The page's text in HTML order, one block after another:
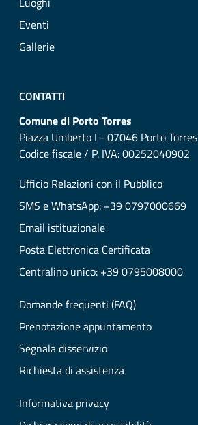
Eventi
Gallerie
CONTATTI
Comune di Porto Torres
Piazza Umberto I - 07046 Porto Torres
Codice fiscale / P. IVA: 00252040902
Ufficio Relazioni con il Pubblico
SMS e WhatsApp: +39 0797000669
Email istituzionale
Posta Elettronica Certificata
Centralino unico: +39 0795008000
Domande frequenti (FAQ)
Prenotazione appuntamento
Segnala disservizio
Richiesta di assistenza
Informativa privacy